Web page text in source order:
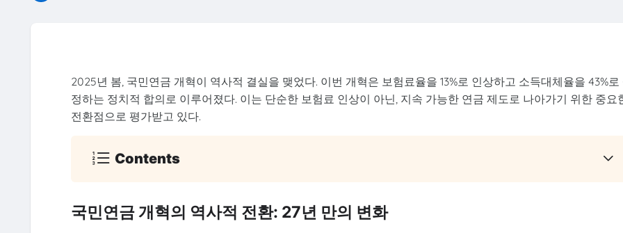
2025년 봄, 국민연금 개혁이 역사적 결실을 맺었다. 이번 개혁은 보험료율을 13%로 인상하고 소득대체율을 43%로
정하는 정치적 합의로 이루어졌다. 이는 단순한 보험료 인상이 아닌, 지속 가능한 연금 제도로 나아가기 위한 중요
전환점으로 평가받고 있다.
Contents
국민연금 개혁의 역사적 전환: 27년 만의 변화